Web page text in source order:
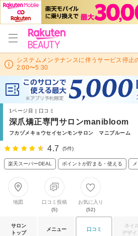
システムメンテナンスに伴うサービス停止
2:00〜5:30
1ページ目 | 口コミ
深爪矯正専門サロンmanibloom
フカヅメキョウセイセンモンサロン マニブルーム
4.7 (5件)
楽天スーパーDEAL ポイントが貯まる・使える
地図
口コミ投稿
(5)
お気に入り
(52)
サロン
トップ
メニュー 口コミ
ネイ
デザイ